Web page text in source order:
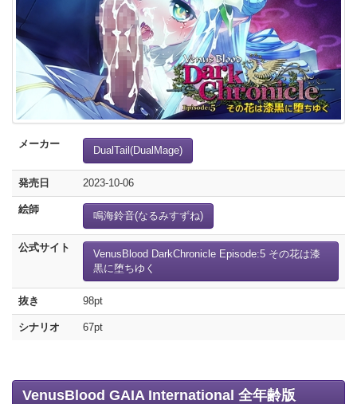
メーカー
DualTail(DualMage)
発売日 2023-10-06
絵師
鳴海鈴音(なるみすずね)
公式サイト
VenusBlood DarkChronicle Episode:5 その花は漆
黒に堕ちゆく
抜き 98pt
シナリオ 67pt
VenusBlood GAIA International 全年齢版